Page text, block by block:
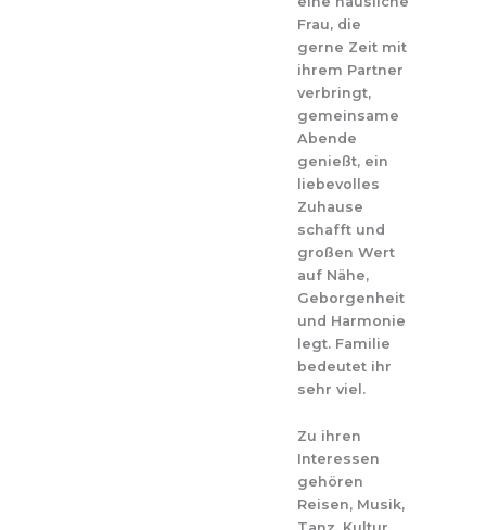
Frau, die
gerne Zeit mit
ihrem Partner
verbringt,
gemeinsame
Abende
genießt, ein
liebevolles
Zuhause
schafft und
großen Wert
auf Nähe,
Geborgenheit
und Harmonie
legt. Familie
bedeutet ihr
sehr viel.
Zu ihren
Interessen
gehören
Reisen, Musik,